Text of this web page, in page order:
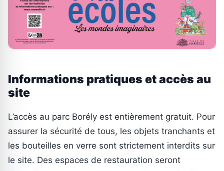
Informations pratiques et accès au
site
L’accès au parc Borély est entièrement gratuit. Pour
assurer la sécurité de tous, les objets tranchants et
les bouteilles en verre sont strictement interdits sur
le site. Des espaces de restauration seront